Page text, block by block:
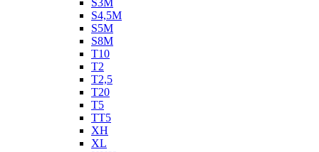
S3M
S4,5M
S5M
S8M
T10
T2
T2,5
T20
T5
TT5
XH
XL